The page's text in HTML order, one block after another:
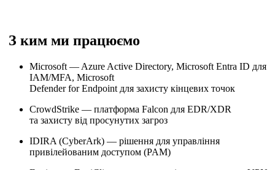
З ким ми працюємо
Microsoft — Azure Active Directory, Microsoft Entra ID для
IAM/MFA, Microsoft
Defender for Endpoint для захисту кінцевих точок
CrowdStrike — платформа Falcon для EDR/XDR
та захисту від просунутих загроз
IDIRA (CyberArk) — рішення для управління
привілейованим доступом (PAM)